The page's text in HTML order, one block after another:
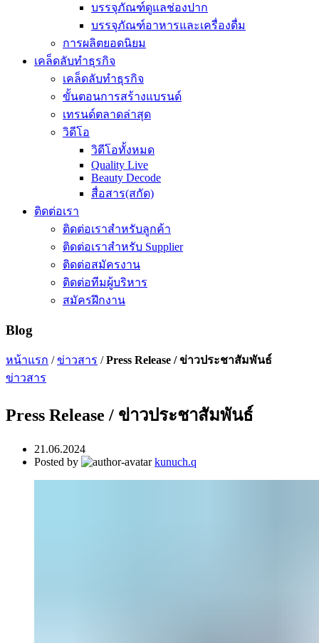
บรรจุภัณฑ์ดูแลช่องปาก
บรรจุภัณฑ์อาหารและเครื่องดื่ม
การผลิตยอดนิยม
เคล็ดลับทำธุรกิจ
เคล็ดลับทำธุรกิจ
ขั้นตอนการสร้างแบรนด์
เทรนด์ตลาดล่าสุด
วิดีโอ
วิดีโอทั้งหมด
Quality Live
Beauty Decode
สื่อสาร(สกัด)
ติดต่อเรา
ติดต่อเราสำหรับลูกค้า
ติดต่อเราสำหรับ Supplier
ติดต่อสมัครงาน
ติดต่อทีมผู้บริหาร
สมัครฝึกงาน
Blog
หน้าแรก /ข่าวสาร /Press Release / ข่าวประชาสัมพันธ์
ข่าวสาร
Press Release / ข่าวประชาสัมพันธ์
21.06.2024
Posted by
kunuch.q